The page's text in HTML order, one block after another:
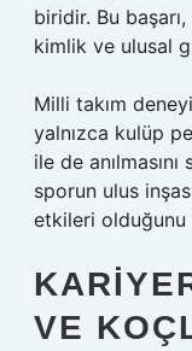
biridir. Bu
kimlik ve ulusal
Milli takım
yalnızca kulüp
ile de
sporun ulus
etkileri olduğunu
VE